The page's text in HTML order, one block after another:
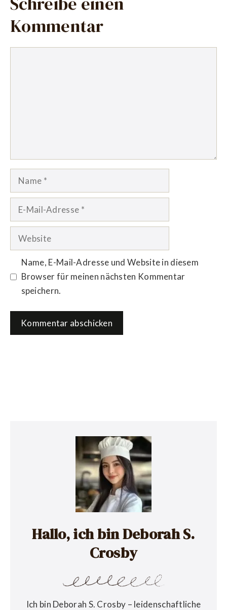
Kommentar
Name
Website
Name, E-Mail-Adresse und Website in diesem
Browser für meinen nächsten Kommentar
speichern.
Hallo, ich bin Deborah S.
Crosby
Ich bin Deborah S. Crosby – leidenschaftliche